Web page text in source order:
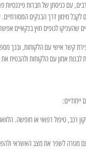
עם כניסתן של חברות פיננסיות
מימון דרך הבנקים
שהעניקו לגופים חוץ בנקאיים
קשר אישי עם הלקוחות, ובכך
לבנות אמון עם הלקוחות ולהבטיח
רכב, טיפול רפואי או חופשה.
עם מטרה לשפר את מצב האשראי